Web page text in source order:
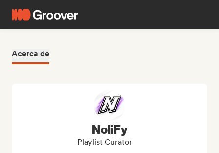
Acerca de
NoliFy
Playlist Curator